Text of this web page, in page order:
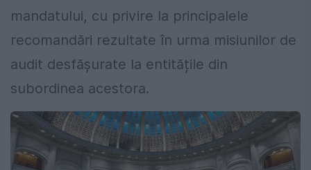
mandatului, cu privire la principalele
recomandări rezultate în urma misiunilor de
audit desfășurate la entitățile din
subordinea acestora.